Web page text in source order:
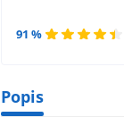
91 %
Popis